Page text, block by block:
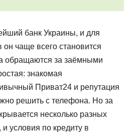
банк Украины, и для
чаще всего становится
обращаются за заёмными
знакомая
Приват24 и репутация
решить с телефона. Но за
несколько разных
условия по кредиту в